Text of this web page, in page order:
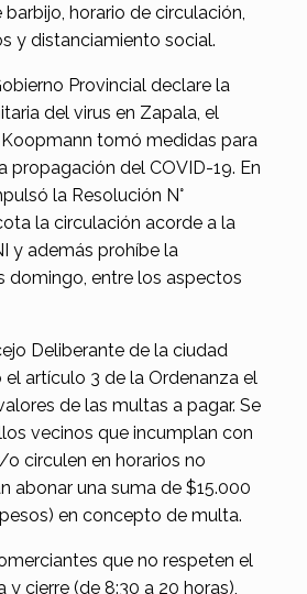
horario de circulación,
y distanciamiento social.
Provincial declare la
del virus en Zapala, el
tomó medidas para
propagación del COVID-19. En
la Resolución N°
la circulación acorde a la
y además prohíbe la
domingo, entre los aspectos
Deliberante de la ciudad
artículo 3 de la Ordenanza el
de las multas a pagar. Se
vecinos que incumplan con
circulen en horarios no
abonar una suma de $15.000
en concepto de multa.
que no respeten el
y cierre (de 8:30 a 20 horas),